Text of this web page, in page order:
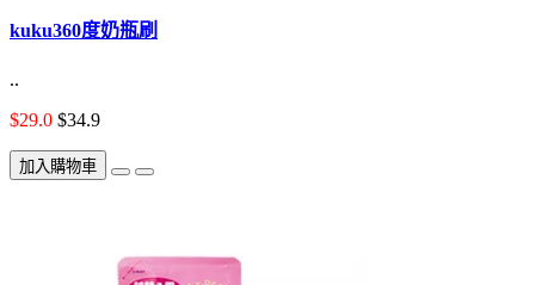
kuku360度奶瓶刷
..
$29.0 $34.9
加入購物車